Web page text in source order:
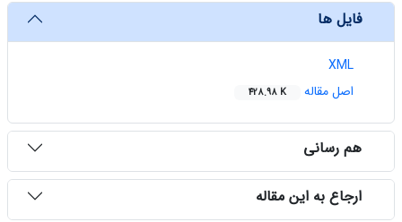
فایل ها
XML
اصل مقاله
428.98 K
هم رسانی
ارجاع به این مقاله